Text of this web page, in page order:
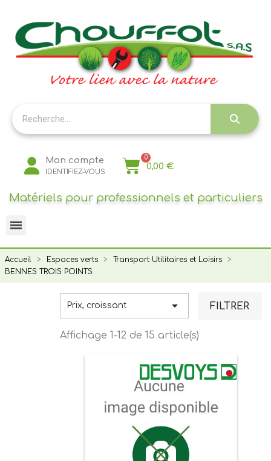
Mon compte
IDENTIFIEZ-VOUS
0,00 €
Matériels pour professionnels et particuliers
Accueil Espaces verts
Transport Utilitaires et Loisirs
BENNES TROIS POINTS
Prix, croissant  FILTRER
Affichage 1-12 de 15 article(s)